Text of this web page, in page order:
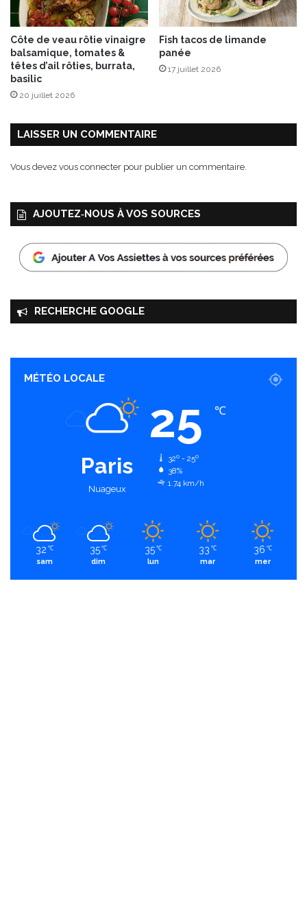
m
o
u
s
d
p
s
h
c
x
Côte de veau rôtie vinaigre
balsamique, tomates &
têtes d’ail rôties, burrata,
basilic
20 juillet 2026
Fish tacos de limande
panée
17 juillet 2026
LAISSER UN COMMENTAIRE
Vous devez vous connecter pour publier un commentaire.
AJOUTEZ‑NOUS À VOS SOURCES
RECHERCHE GOOGLE
MÉTÉO LOCALE
Paris
Nuageux
25 ℃
32º - 25º
38%
1.74 km/h
32 ℃
sam
35 ℃
dim
35 ℃
lun
33 ℃
mar
36 ℃
mer